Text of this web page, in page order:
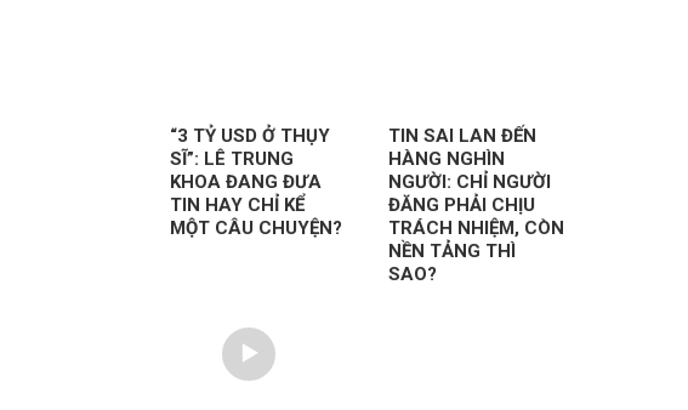
“3 TỶ USD Ở THỤY
SĨ”: LÊ TRUNG
KHOA ĐANG ĐƯA
TIN HAY CHỈ KỂ
MỘT CÂU CHUYỆN?
TIN SAI LAN ĐẾN
HÀNG NGHÌN
NGƯỜI: CHỈ NGƯỜI
ĐĂNG PHẢI CHỊU
TRÁCH NHIỆM, CÒN
NỀN TẢNG THÌ
SAO?